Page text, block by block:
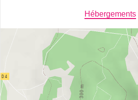
Hébergements